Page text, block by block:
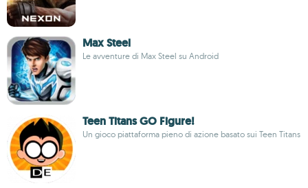
Max Steel
Le avventure di Max Steel su Android
Teen Titans GO Figure!
Un gioco piattaforma pieno di azione basato sui Teen Titans